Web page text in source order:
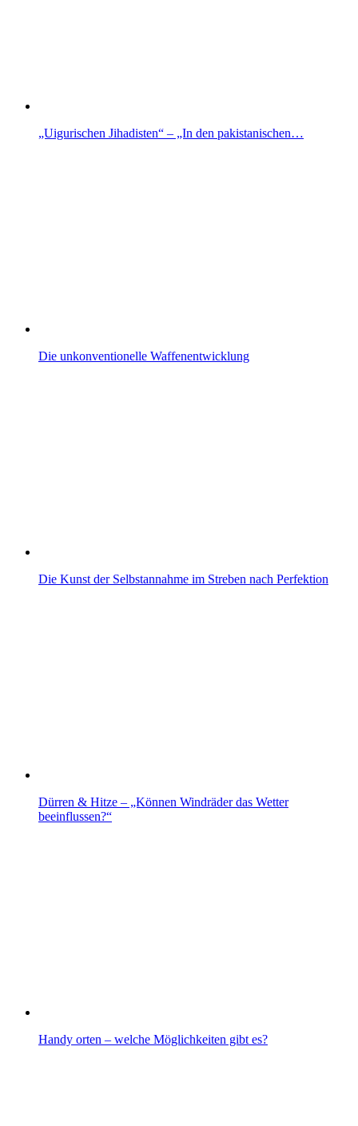
„Uigurischen Jihadisten“ – „In den pakistanischen…
Die unkonventionelle Waffenentwicklung
Die Kunst der Selbstannahme im Streben nach Perfektion
Dürren & Hitze – „Können Windräder das Wetter
beeinflussen?“
Handy orten – welche Möglichkeiten gibt es?